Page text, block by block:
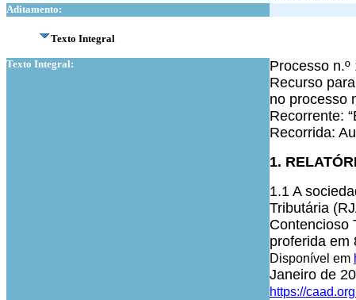
Aditamento:
Texto Integral
Texto Integral:
Processo
Recurso
no processo
Recorrente:
Recorrida:
1.
1.1 A
Tributária
Contencioso
proferida em
Disponível em
Janeiro de
https://